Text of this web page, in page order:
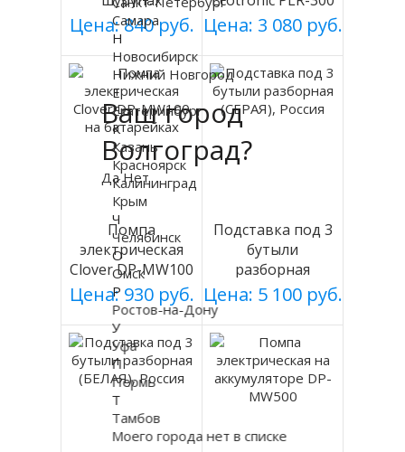
СЕРЕБРИСТЫЙ
мод 003
Цена: 840 руб.
white
Цена: 3 080 руб.
Помпа
электрическая
Clover DP-MW100
на батарейках
Цена: 930 руб.
Подставка под 3
бутыли
разборная
(СЕРАЯ), Россия
Цена: 5 100 руб.
Ваш город
Волгоград?
Да Нет
Самара
Н
Новосибирск
Нижний Новгород
Е
Екатеринбург
К
Казань
Красноярск
Калининград
Крым
Ч
Челябинск
О
Омск
Р
Ростов-на-Дону
У
Уфа
П
Пермь
Т
Тамбов
Моего города нет в списке